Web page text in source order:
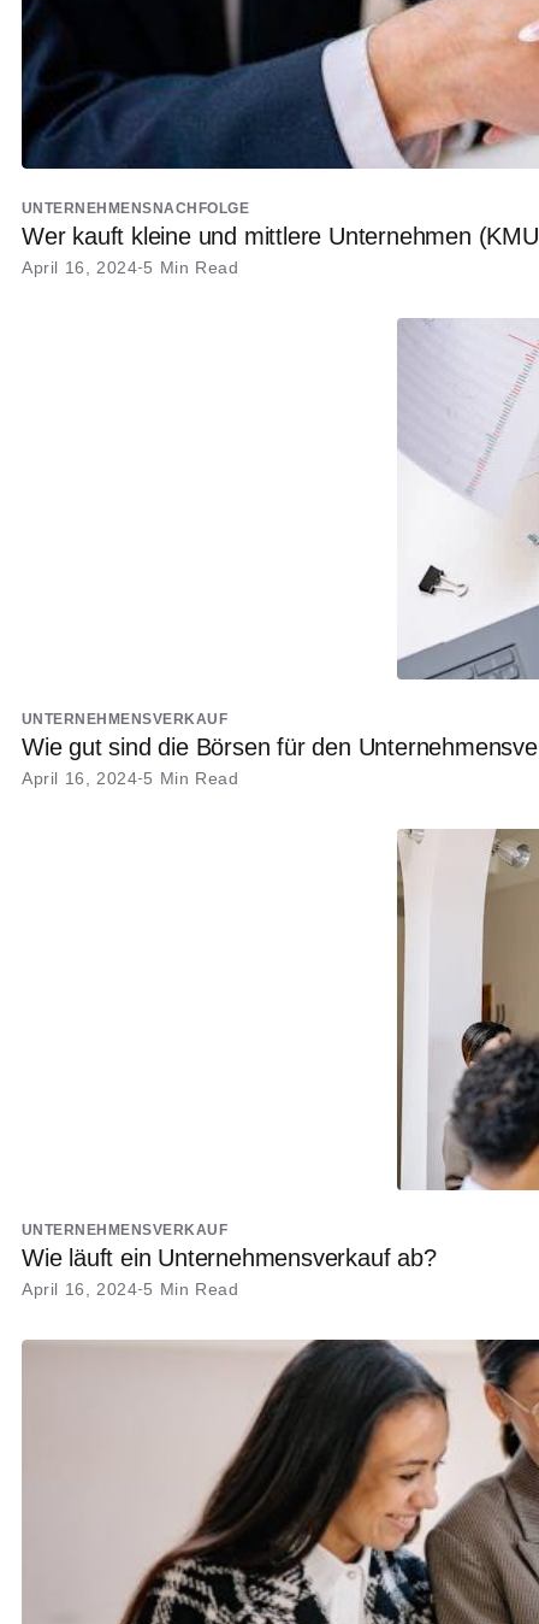
UNTERNEHMENSNACHFOLGE
Wer kauft kleine und mittlere Unternehmen
April 16, 2024 5 Min Read
UNTERNEHMENSVERKAUF
Wie gut sind die Börsen für den
April 16, 2024 5 Min Read
UNTERNEHMENSVERKAUF
Wie läuft ein Unternehmensverkauf ab?
April 16, 2024 5 Min Read